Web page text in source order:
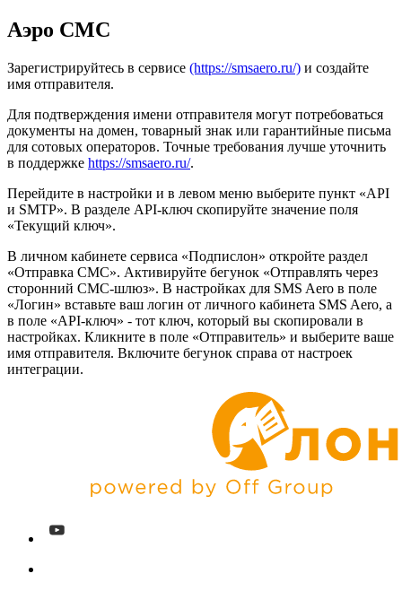
Аэро СМС
Зарегистрируйтесь в сервисе (https://smsaero.ru/) и создайте
имя отправителя.
Для подтверждения имени отправителя могут потребоваться
документы на домен, товарный знак или гарантийные письма
для сотовых операторов. Точные требования лучше уточнить
в поддержке https://smsaero.ru/.
Перейдите в настройки и в левом меню выберите пункт «API
и SMTP». В разделе API-ключ скопируйте значение поля
«Текущий ключ».
В личном кабинете сервиса «Подпислон» откройте раздел
«Отправка СМС». Активируйте бегунок «Отправлять через
сторонний СМС-шлюз». В настройках для SMS Aero в поле
«Логин» вставьте ваш логин от личного кабинета SMS Aero, а
в поле «API-ключ» - тот ключ, который вы скопировали в
настройках. Кликните в поле «Отправитель» и выберите ваше
имя отправителя. Включите бегунок справа от настроек
интеграции.